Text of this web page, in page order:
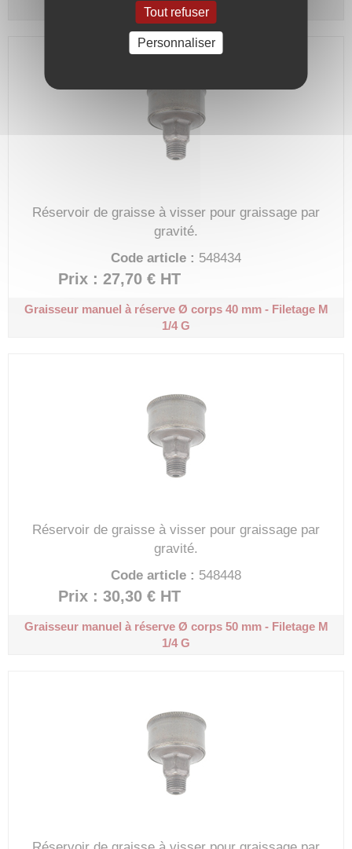
1/4 G
Réservoir de graisse à visser pour graissage par
gravité.
Code article : 548434
Prix : 27,70 € HT
Graisseur manuel à réserve Ø corps 40 mm - Filetage M
1/4 G
Réservoir de graisse à visser pour graissage par
gravité.
Code article : 548448
Prix : 30,30 € HT
Graisseur manuel à réserve Ø corps 50 mm - Filetage M
1/4 G
Tout refuser
Personnaliser